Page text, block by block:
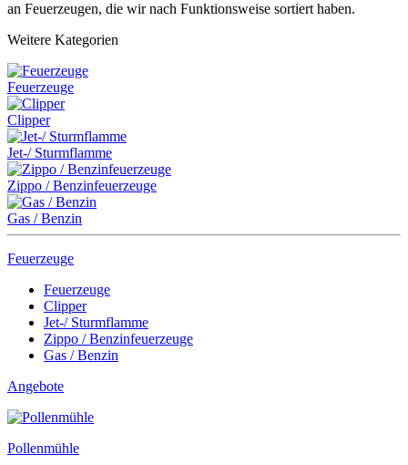
an Feuerzeugen, die wir nach Funktionsweise sortiert haben.
Weitere Kategorien
Feuerzeuge
Clipper
Jet-/ Sturmflamme
Zippo / Benzinfeuerzeuge
Gas / Benzin
Feuerzeuge
Feuerzeuge
Clipper
Jet-/ Sturmflamme
Zippo / Benzinfeuerzeuge
Gas / Benzin
Angebote
Pollenmühle